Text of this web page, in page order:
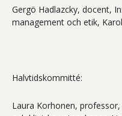
Gergö Hadlazcky, docent,
management och etik,
Halvtidskommitté:
Laura Korhonen,